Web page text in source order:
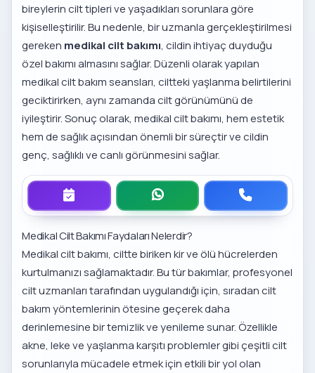
bireylerin cilt tipleri ve yaşadıkları sorunlara göre
kişiselleştirilir. Bu nedenle, bir uzmanla gerçekleştirilmesi
gereken medikal cilt bakımı, cildin ihtiyaç duyduğu
özel bakımı almasını sağlar. Düzenli olarak yapılan
medikal cilt bakım seansları, ciltteki yaşlanma belirtilerini
geciktirirken, aynı zamanda cilt görünümünü de
iyileştirir. Sonuç olarak, medikal cilt bakımı, hem estetik
hem de sağlık açısından önemli bir süreçtir ve cildin
genç, sağlıklı ve canlı görünmesini sağlar.
Medikal Cilt Bakımı Faydaları Nelerdir?
Medikal cilt bakımı, ciltte biriken kir ve ölü hücrelerden
kurtulmanızı sağlamaktadır. Bu tür bakımlar, profesyonel
cilt uzmanları tarafından uygulandığı için, sıradan cilt
bakım yöntemlerinin ötesine geçerek daha
derinlemesine bir temizlik ve yenileme sunar. Özellikle
akne, leke ve yaşlanma karşıtı problemler gibi çeşitli cilt
sorunlarıyla mücadele etmek için etkili bir yol olan